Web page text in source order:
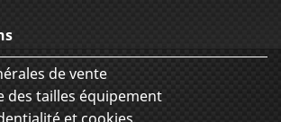
de vente
des tailles équipement